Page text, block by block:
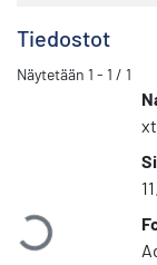
Tiedostot
Näytetään 1 - 1 / 1
Ladataan...